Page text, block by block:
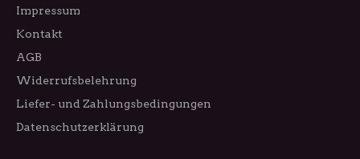
Impressum
Kontakt
AGB
Widerrufsbelehrung
Liefer- und Zahlungsbedingungen
Datenschutzerklärung